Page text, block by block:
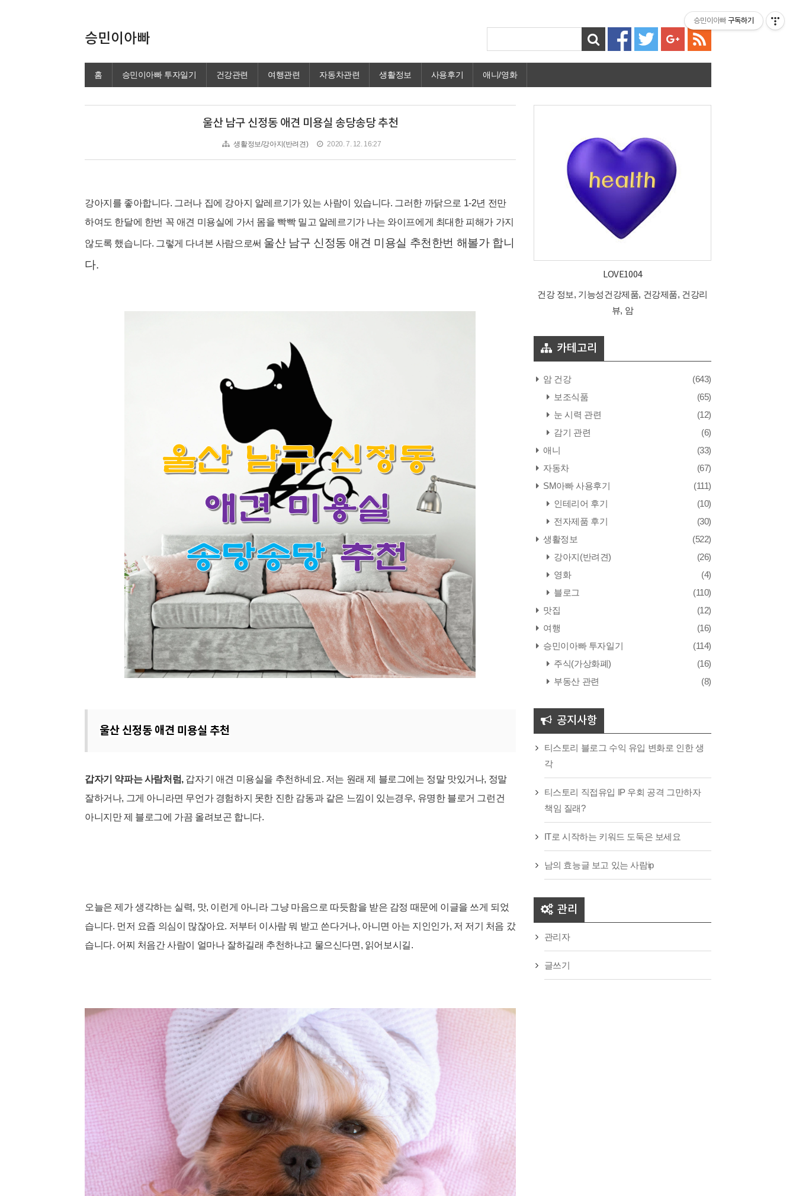
승민이아빠
홈 승민이아빠 투자일기 건강관련 여행관련 자동차관련 생활정보 사용후기 애니/영화
울산 남구 신정동 애견 미용실 송당송당 추천
생활정보/강아지(반려견) 2020. 7. 12. 16:27
강아지를 좋아합니다. 그러나 집에 강아지 알레르기가 있는 사람이 있습니다. 그러한 까닭으로 1-2년 전만
하여도 한달에 한번 꼭 애견 미용실에 가서 몸을 빡빡 밀고 알레르기가 나는 와이프에게 최대한 피해가 가지
않도록 했습니다. 그렇게 다녀본 사람으로써 울산 남구 신정동 애견 미용실 추천한번 해볼가 합니
다.
울산 신정동 애견 미용실 추천
갑자기 약파는 사람처럼,갑자기 애견 미용실을 추천하네요. 저는 원래 제 블로그에는 정말 맛있거나, 정말
잘하거나, 그게 아니라면 무언가 경험하지 못한 진한 감동과 같은 느낌이 있는경우, 유명한 블로거 그런건
아니지만 제 블로그에 가끔 올려보곤 합니다.
오늘은 제가 생각하는 실력, 맛, 이런게 아니라 그냥 마음으로 따듯함을 받은 감정 때문에 이글을 쓰게 되었
습니다. 먼저 요즘 의심이 많잖아요. 저부터 이사람 뭐 받고 쓴다거나, 아니면 아는 지인인가, 저 저기 처음 갔
습니다. 어찌 처음간 사람이 얼마나 잘하길래 추천하냐고 물으신다면, 읽어보시길.
LOVE1004
건강 정보, 기능성건강제품, 건강제품, 건강리
뷰, 암
카테고리
암 건강
(643)
보조식품
(65)
눈 시력 관련
(12)
감기 관련
(6)
애니
(33)
자동차
(67)
SM아빠 사용후기
(111)
인테리어 후기
(10)
전자제품 후기
(30)
생활정보
(522)
강아지(반려견)
(26)
영화
(4)
블로그
(110)
맛집
(12)
여행
(16)
승민이아빠 투자일기
(114)
주식(가상화폐)
(16)
부동산 관련
(8)
공지사항
티스토리 블로그 수익 유입 변화로 인한 생
각
티스토리 직접유입 IP 우회 공격 그만하자
책임 질래?
IT로 시작하는 키워드 도둑은 보세요
남의 효능글 보고 있는 사람ip
관리
관리자
글쓰기
승민이아빠 구독하기